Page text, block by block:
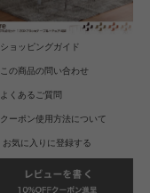
ショッピングガイド
この商品の問い合わせ
よくあるご質問
クーポン使用方法について
お気に入りに登録する